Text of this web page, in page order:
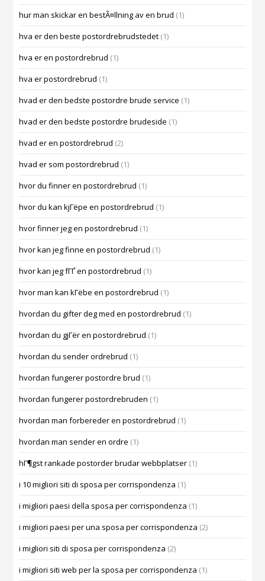
hur man skickar en bestÃ¤llning av en brud (1)
hva er den beste postordrebrudstedet (1)
hva er en postordrebrud (1)
hva er postordrebrud (1)
hvad er den bedste postordre brude service (1)
hvad er den bedste postordre brudeside (1)
hvad er en postordrebrud (2)
hvad er som postordrebrud (1)
hvor du finner en postordrebrud (1)
hvor du kan kjГёpe en postordrebrud (1)
hvor finner jeg en postordrebrud (1)
hvor kan jeg finne en postordrebrud (1)
hvor kan jeg fГҐ en postordrebrud (1)
hvor man kan kГёbe en postordrebrud (1)
hvordan du gifter deg med en postordrebrud (1)
hvordan du gjГёr en postordrebrud (1)
hvordan du sender ordrebrud (1)
hvordan fungerer postordre brud (1)
hvordan fungerer postordrebruden (1)
hvordan man forbereder en postordrebrud (1)
hvordan man sender en ordre (1)
hГ¶gst rankade postorder brudar webbplatser (1)
i 10 migliori siti di sposa per corrispondenza (1)
i migliori paesi della sposa per corrispondenza (1)
i migliori paesi per una sposa per corrispondenza (2)
i migliori siti di sposa per corrispondenza (2)
i migliori siti web per la sposa per corrispondenza (1)